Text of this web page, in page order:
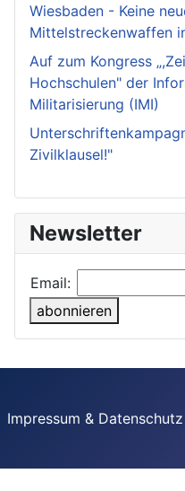
Wiesbaden - Keine
Mittelstreckenwaffen
Auf zum Kongress
Hochschulen" der
Militarisierung (IMI)
Zivilklausel!"
Newsletter
Email:
abonnieren
Impressum & Datenschutz